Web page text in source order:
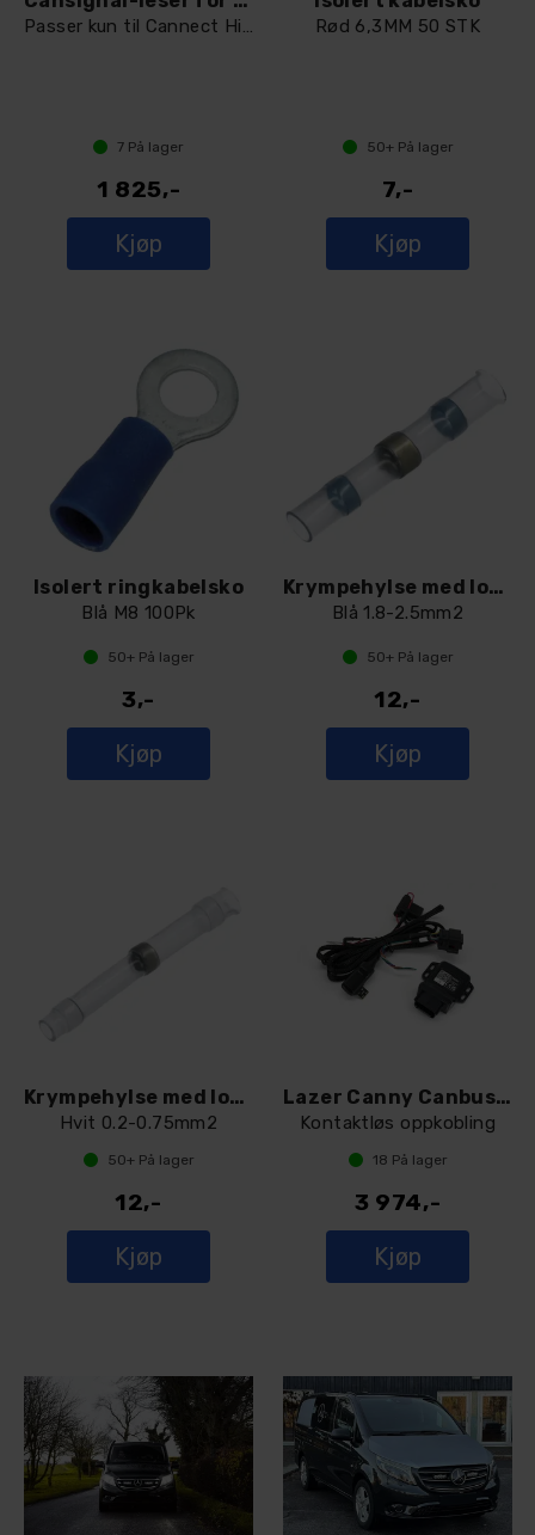
Passer kun til Cannect Highbeam 3/3R
7 På lager
1 825,-
Kjøp
Rød 6,3MM 50 STK
50+På lager
7,-
Kjøp
Isolert ringkabelsko
Blå M8 100Pk
50+På lager
3,-
Kjøp
Krympehylse med loddetinn
Blå 1.8-2.5mm2
50+På lager
12,-
Kjøp
Krympehylse med loddetinn
Hvit 0.2-0.75mm2
50+På lager
12,-
Kjøp
Lazer Canny Canbus Interface
Kontaktløs oppkobling
18 På lager
3 974,-
Kjøp